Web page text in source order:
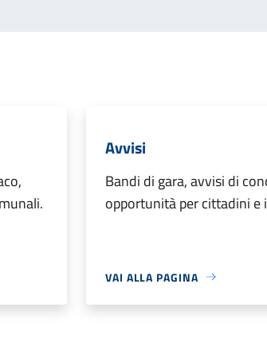
Avvisi
Bandi di gara, avvisi di
opportunità per cittadini e
VAI ALLA PAGINA